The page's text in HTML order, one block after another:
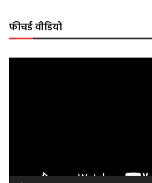
फीचर्ड वीडियो